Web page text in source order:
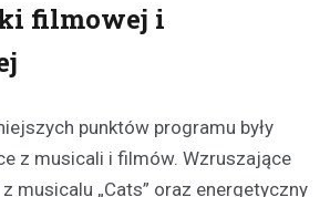
filmowej i
punktów programu były
z musicali i filmów. Wzruszające
musicalu „Cats” oraz energetyczny